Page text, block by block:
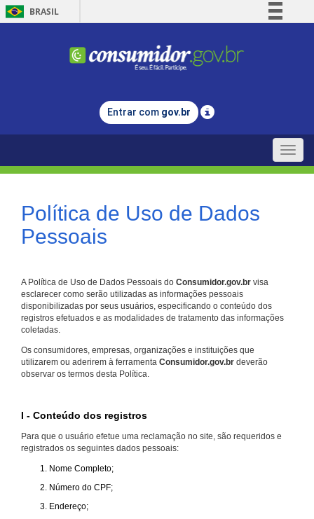
BRASIL
Comunica BR
Legislação
Entrar com gov.br
Toggle
Política de Uso de Dados
Pessoais
A Política de Uso de Dados Pessoais do Consumidor.gov.br visa
esclarecer como serão utilizadas as informações pessoais
disponibilizadas por seus usuários, especificando o conteúdo dos
registros efetuados e as modalidades de tratamento das informações
coletadas.
Os consumidores, empresas, organizações e instituições que
utilizarem ou aderirem à ferramenta Consumidor.gov.br deverão
observar os termos desta Política.
I - Conteúdo dos registros
Para que o usuário efetue uma reclamação no site, são requeridos e
registrados os seguintes dados pessoais:
Nome Completo;
Número do CPF;
Endereço;